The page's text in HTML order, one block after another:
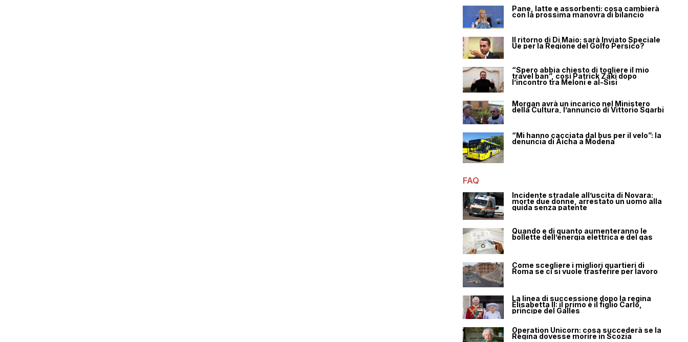
Pane, latte e assorbenti: cosa cambierà
con la prossima manovra di bilancio
Il ritorno di Di Maio: sarà Inviato Speciale
Ue per la Regione del Golfo Persico?
“Spero abbia chiesto di togliere il mio
travel ban”, così Patrick Zaki dopo
l’incontro tra Meloni e al-Sisi
Morgan avrà un incarico nel Ministero
della Cultura, l’annuncio di Vittorio Sgarbi
“Mi hanno cacciata dal bus per il velo”: la
denuncia di Aicha a Modena
FAQ
Incidente stradale all’uscita di Novara:
morte due donne, arrestato un uomo alla
guida senza patente
Quando e di quanto aumenteranno le
bollette dell’energia elettrica e del gas
Come scegliere i migliori quartieri di
Roma se ci si vuole trasferire per lavoro
La linea di successione dopo la regina
Elisabetta II: il primo è il figlio Carlo,
principe del Galles
Operation Unicorn: cosa succederà se la
Regina dovesse morire in Scozia